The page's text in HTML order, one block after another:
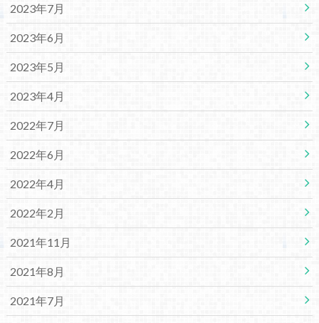
2023年7月
2023年6月
2023年5月
2023年4月
2022年7月
2022年6月
2022年4月
2022年2月
2021年11月
2021年8月
2021年7月